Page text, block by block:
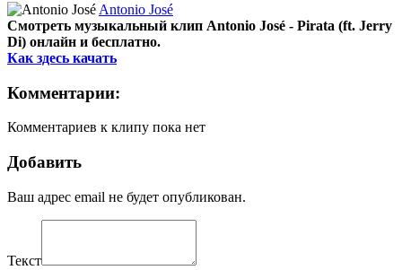
Antonio José
Смотреть музыкальный клип Antonio José - Pirata (ft. Jerry
Di) онлайн и бесплатно.
Как здесь качать
Комментарии:
Комментариев к клипу пока нет
Добавить
Ваш адрес email не будет опубликован.
Текст